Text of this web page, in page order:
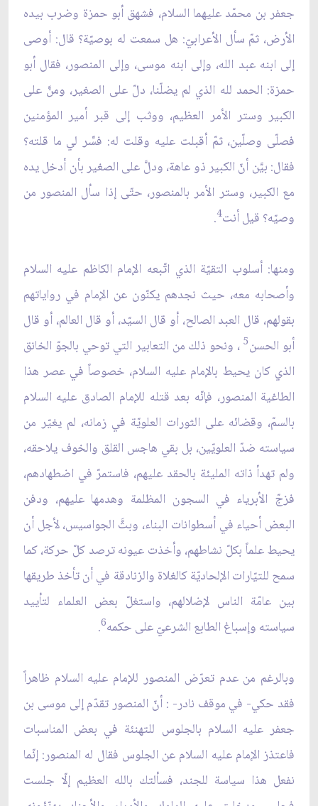
جعفر بن محمّد عليهما السلام، فشهق أبو حمزة وضرب بيده
الأرض، ثمّ سأل الأعرابيّ: هل سمعت له بوصيّة؟ قال: أوصى
إلى ابنه عبد الله، وإلى ابنه موسى، وإلى المنصور، فقال أبو
حمزة: الحمد لله الذي لم يضلّنا، دلّ على الصغير، ومنَّ على
الكبير وستر الأمر العظيم، ووثب إلى قبر أمير المؤمنين
فصلّى وصلّين، ثمّ أقبلت عليه وقلت له: فسِّر لي ما قلته؟
فقال: بيَّن أنّ الكبير ذو عاهة، ودلَّ على الصغير بأن أدخل يده
مع الكبير، وستر الأمر بالمنصور، حتّى إذا سأل المنصور من
وصيّه؟ قيل أنت4
.
ومنها: أسلوب التقيّة الذي اتّبعه الإمام الكاظم عليه السلام
وأصحابه معه، حيث نجدهم يكنّون عن الإمام في رواياتهم
بقولهم، قال العبد الصالح، أو قال السيّد، أو قال العالم، أو قال
أبو الحسن5، ونحو ذلك من التعابير التي توحي بالجوّ الخانق
الذي كان يحيط بالإمام عليه السلام، خصوصاً في عصر هذا
الطاغية المنصور، فإنّه بعد قتله للإمام الصادق عليه السلام
بالسمّ، وقضائه على الثورات العلويّة في زمانه، لم يغيّر من
سياسته ضدّ العلويّين، بل بقي هاجس القلق والخوف يلاحقه،
ولم تهدأ ذاته المليئة بالحقد عليهم، فاستمرّ في اضطهادهم،
فزجّ الأبرياء في السجون المظلمة وهدمها عليهم، ودفن
البعض أحياء في أسطوانات البناء، وبثَّ الجواسيس، لأجل أن
يحيط علماً بكلّ نشاطهم، وأخذت عيونه ترصد كلّ حركة، كما
سمح للتيّارات الإلحاديّة كالغلاة والزنادقة في أن تأخذ طريقها
بين عامّة الناس لإضلالهم، واستغلّ بعض العلماء لتأييد
سياسته وإسباغ الطابع الشرعيّ على حكمه6
.
وبالرغم من عدم تعرّض المنصور للإمام عليه السلام ظاهراً
فقد حكي- في موقف نادر- : أنّ المنصور تقدّم إلى موسى بن
جعفر عليه السلام بالجلوس للتهنئة في بعض المناسبات
فاعتذز الإمام عليه السلام عن الجلوس فقال له المنصور: إنّما
نفعل هذا سياسة للجند، فسألتك بالله العظيم إلّا جلست